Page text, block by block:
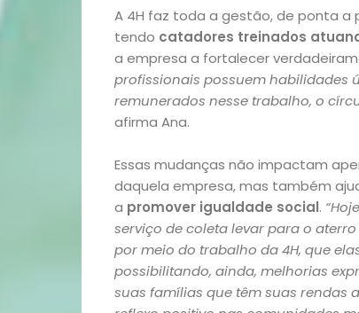
de
Vida
Sexualidade
Variedades
Buscar
A 4H faz toda a gestão, de ponta a
tendo catadores treinados
a empresa a fortalecer
profissionais possuem habilidades
remunerados nesse trabalho, o
afirma Ana.
Essas mudanças não impactam
daquela empresa, mas também
a promover igualdade social.
serviço de coleta levar para o
por meio do trabalho da 4H, que
possibilitando, ainda, melhorias
suas famílias que têm suas rendas